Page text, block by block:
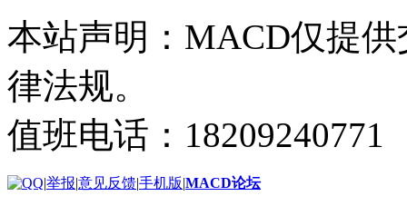
本站声明：MACD仅提
律法规。
值班电话：
|举报|意见反馈|手机版|MACD论坛